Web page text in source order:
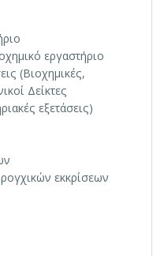
εργαστήριο
(Βιοχημικές,
Δείκτες
εξετάσεις)
εκκρίσεων